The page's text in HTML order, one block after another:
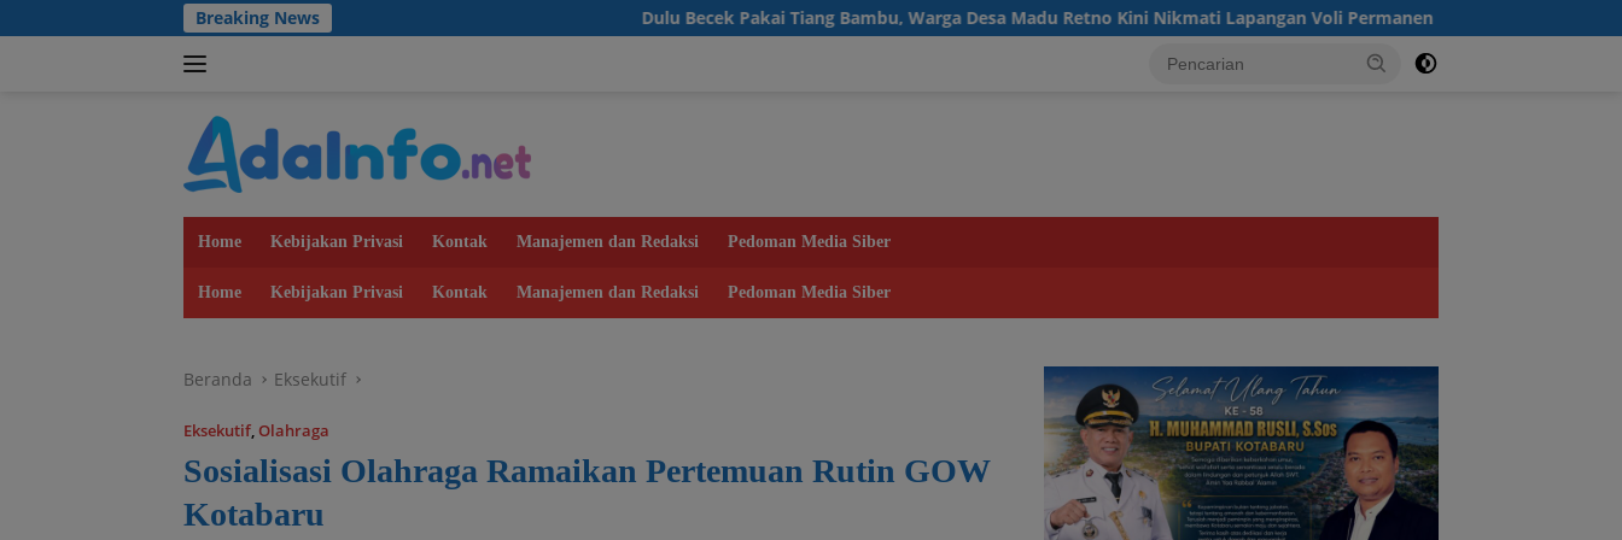
ke
Breaking News Dulu Becek Pakai Tiang Bambu, Warga Desa Madu Retno Kini Nikmati Lapangan Voli Permanen Berkat Program Bupati Tanah Bumbu
Home Kebijakan Privasi Kontak Manajemen dan Redaksi Pedoman Media Siber
Home Kebijakan Privasi Kontak Manajemen dan Redaksi Pedoman Media Siber
Beranda Eksekutif
Eksekutif, Olahraga
Sosialisasi Olahraga Ramaikan Pertemuan Rutin GOW
Kotabaru